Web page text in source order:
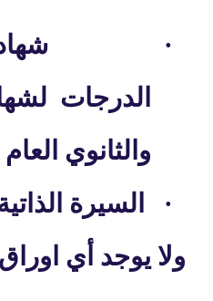
·
الدرجات
والثانوي العام
·
السيرة
ولا يوجد أي